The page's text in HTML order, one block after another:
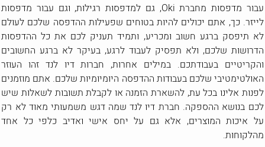
עבור מדפסות מחברת Oki, גם למדפסות רגילות, וגם עבור מדפסות
לייזר. כך, אתם יכולים להיות בטוחים שפעילות ההדפסה שלכם לעולם
לא תיפסק ברגע חשוב ומכריע, ותמיד תעניק לכם את כל ההדפסות
הדרושות שלכם, ולא תפסיק לעבוד לרגע, בעיקר לא ברגע החשובים
והקריטיים בעבודתכם. במילים אחרות, חברות דיו לנד זהו העוזר
האולטימטיבי שלכם בעבודות ההדפסה היומיומיות שלכם. אתם מוזמנים
לפנות אלינו בכל עת, להשארת הזמנה או לקבלת תשובות לשאלות שיש
לכם בנושא ההספקה. חברת דיו לנד שמה דגש משמעותי מאוד לא רק
על איכות המוצרים, אלא גם על יחס אישי ואדיב כלפי כל אחד
מהלקוחות.